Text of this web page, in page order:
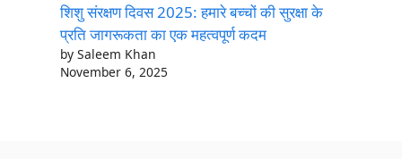
शिशु संरक्षण दिवस 2025: हमारे बच्चों की सुरक्षा के
प्रति जागरूकता का एक महत्वपूर्ण कदम
by Saleem Khan
November 6, 2025